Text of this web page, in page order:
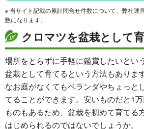
※ 当サイト記載の累計問合せ件数について、弊社運
数になります。
クロマツを盆栽として
場所をとらずに手軽に鑑賞したいとい
盆栽として育てるという方法もありま
なお庭がなくてもベランダやちょっと
てることができます。安いものだと1
ものもあるため、盆栽を初めて育てる
はじめられるのではないでしょうか。